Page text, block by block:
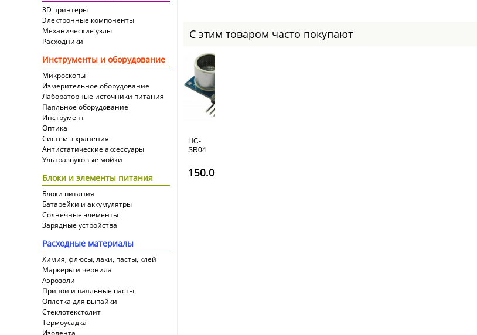
3D принтеры
Электронные компоненты
Механические узлы
Расходники
Инструменты и оборудование
Микроскопы
Измерительное оборудование
Лабораторные источники питания
Паяльное оборудование
Инструмент
Оптика
Системы хранения
Антистатические аксессуары
Ультразвуковые мойки
Блоки и элементы питания
Блоки питания
Батарейки и аккумулятры
Солнечные элементы
Зарядные устройства
Расходные материалы
Химия, флюсы, лаки, пасты, клей
Маркеры и чернила
Аэрозоли
Припои и паяльные пасты
Оплетка для выпайки
Cтеклотекстолит
Термоусадка
Изолента
С этим товаром часто покупают
HC-
SR04
дальномер
(сонар)
150.00